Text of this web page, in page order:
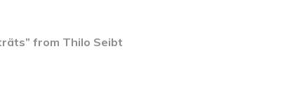
from Thilo Seibt